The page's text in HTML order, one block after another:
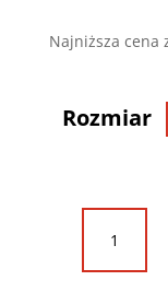
Najniższa cena
Rozmiar
ilość
Obuwie
Befado